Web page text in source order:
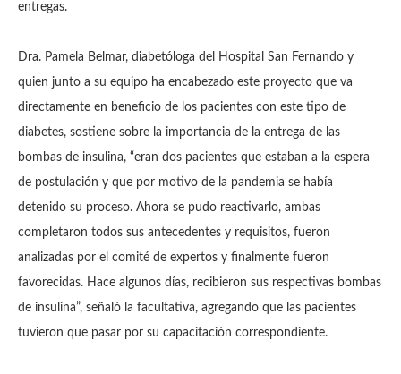
entregas.
Dra. Pamela Belmar, diabetóloga del Hospital San Fernando y
quien junto a su equipo ha encabezado este proyecto que va
directamente en beneficio de los pacientes con este tipo de
diabetes, sostiene sobre la importancia de la entrega de las
bombas de insulina, “eran dos pacientes que estaban a la espera
de postulación y que por motivo de la pandemia se había
detenido su proceso. Ahora se pudo reactivarlo, ambas
completaron todos sus antecedentes y requisitos, fueron
analizadas por el comité de expertos y finalmente fueron
favorecidas. Hace algunos días, recibieron sus respectivas bombas
de insulina”, señaló la facultativa, agregando que las pacientes
tuvieron que pasar por su capacitación correspondiente.